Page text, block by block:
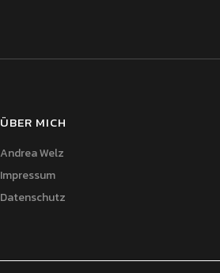
ÜBER MICH
Andrea Welz
Impressum
Datenschutz